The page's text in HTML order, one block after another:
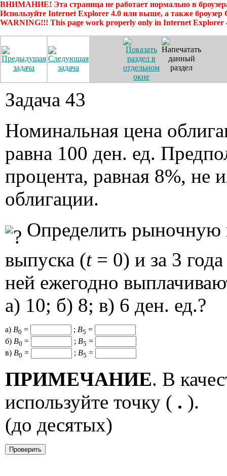
ВНИМАНИЕ! Эта страница не работает нормально в
Используйте Internet Explorer 4.0 или выше, а также броузер
WARNING!!! This page work properly only in Internet Explorer
Задача 43
Номинальная цена
равна 100 ден. ед.
процента, равная 8%, не
облигации.
Определить рыночную
выпуска (t= 0) и за 3
ней ежегодно
а) 10; б) 8; в) 6 ден. ед.?
а) B0 = ; B5 =
б) B0 = ; B5 =
в) B0 = ; B5 =
ПРИМЕЧАНИЕ. В
используйте точку ( . ).
(до десятых)